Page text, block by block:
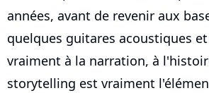
années, avant de revenir aux
quelques guitares acoustiques
vraiment à la narration, à
storytelling est vraiment